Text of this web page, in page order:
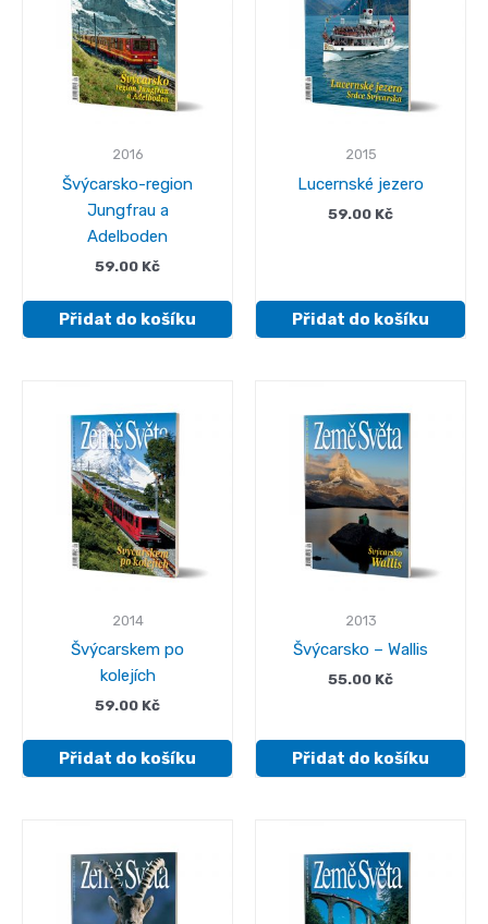
2016
Švýcarsko-region
Jungfrau a
Adelboden
59.00 Kč
Přidat do košíku
2015
Lucernské jezero
59.00 Kč
Přidat do košíku
2014
Švýcarskem po
kolejích
59.00 Kč
Přidat do košíku
2013
Švýcarsko – Wallis
55.00 Kč
Přidat do košíku